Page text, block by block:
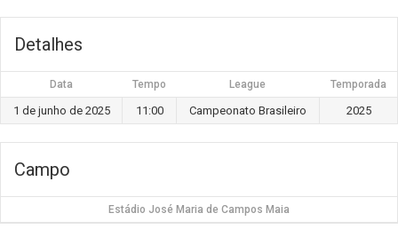
Detalhes
Data Tempo League Temporada
1 de junho de 2025 11:00 Campeonato Brasileiro 2025
Campo
Estádio José Maria de Campos Maia